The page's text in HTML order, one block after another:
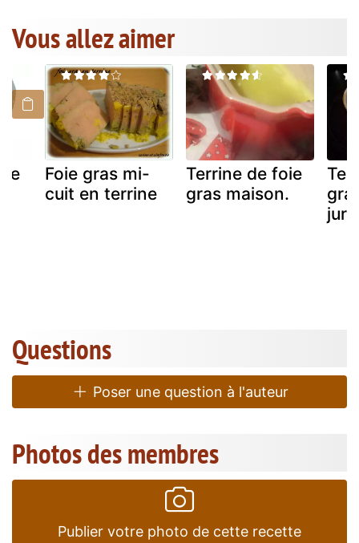
Vous allez aimer
Foie gras mi-
cuit en terrine
Terrine de foie
gras maison.
Questions
Poser une question à l'auteur
Photos des membres
Publier votre photo de cette recette